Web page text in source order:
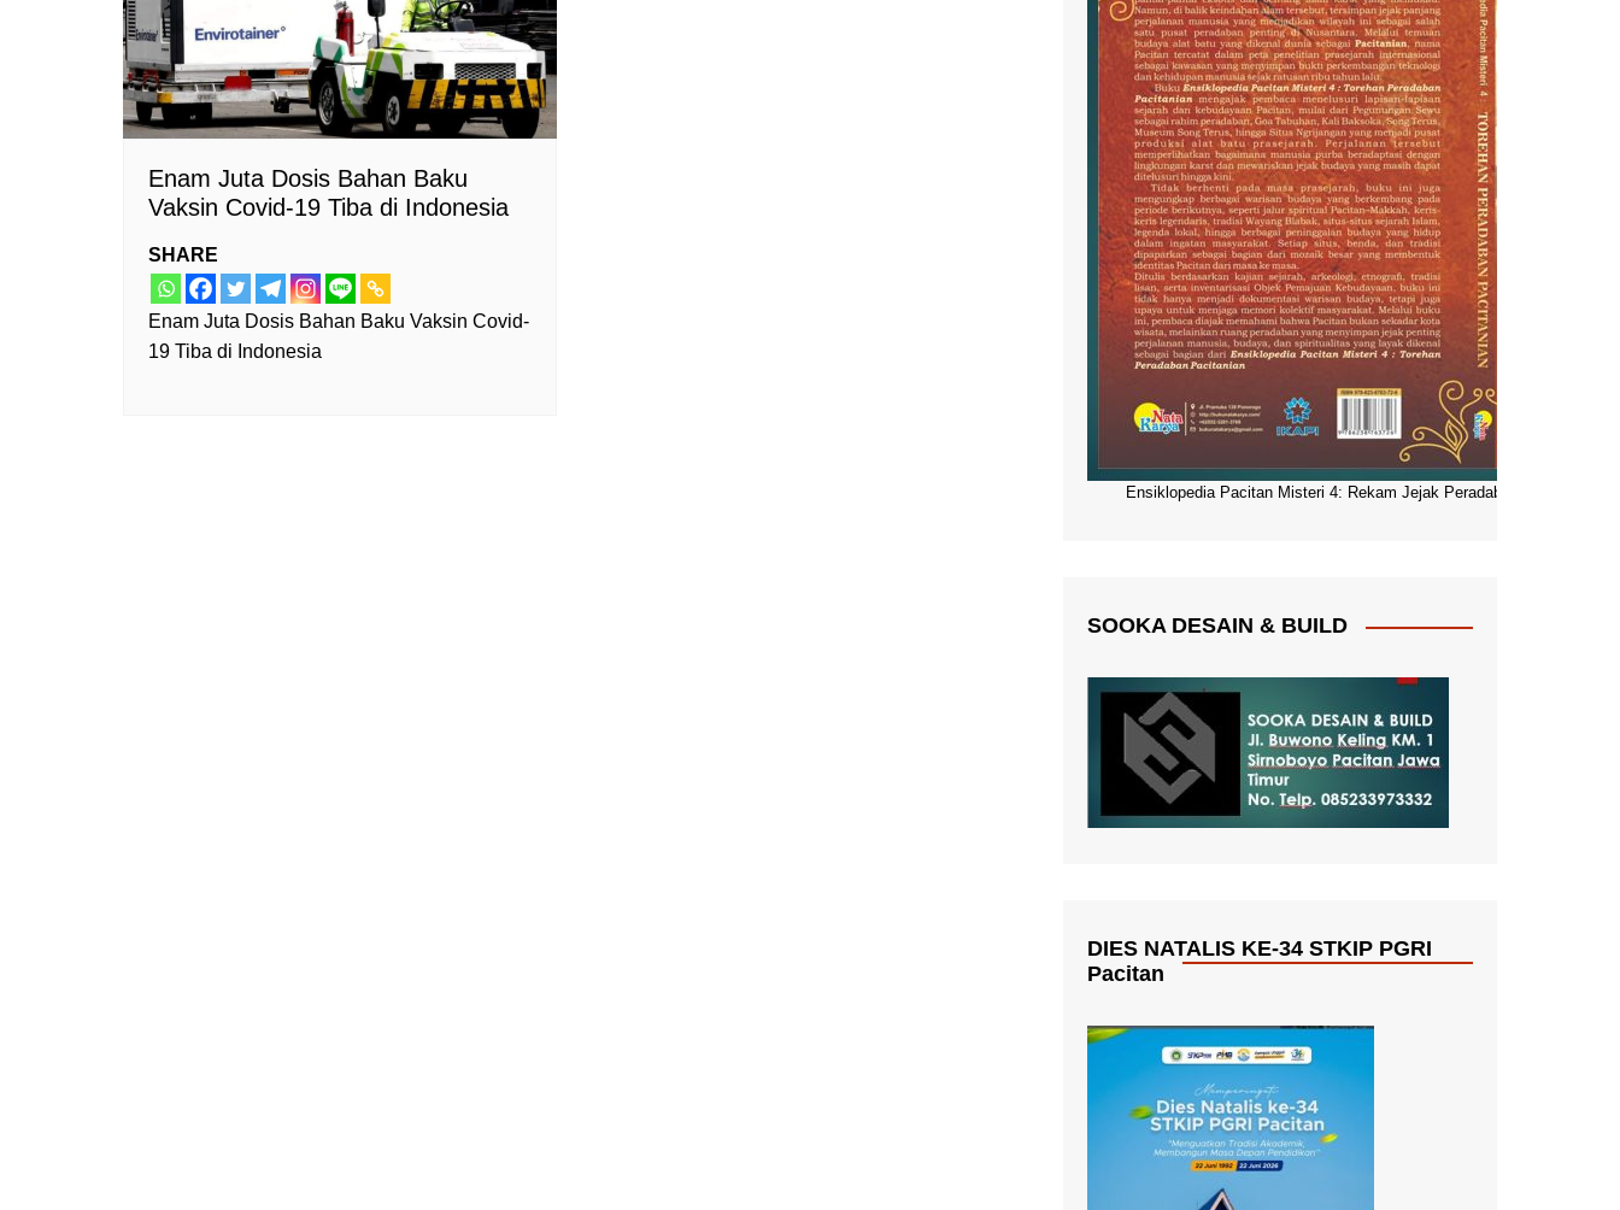
Enam Juta Dosis Bahan Baku
Vaksin Covid-19 Tiba di Indonesia
SHARE
Enam Juta Dosis Bahan Baku Vaksin Covid-
19 Tiba di Indonesia
Ensiklopedia Pacitan Misteri 4: Rekam Jejak Peradaban Dunia
SOOKA DESAIN & BUILD
DIES NATALIS KE-34 STKIP PGRI
Pacitan